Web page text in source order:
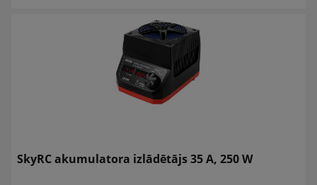
SkyRC akumulatora izlādētājs 35 A, 250 W